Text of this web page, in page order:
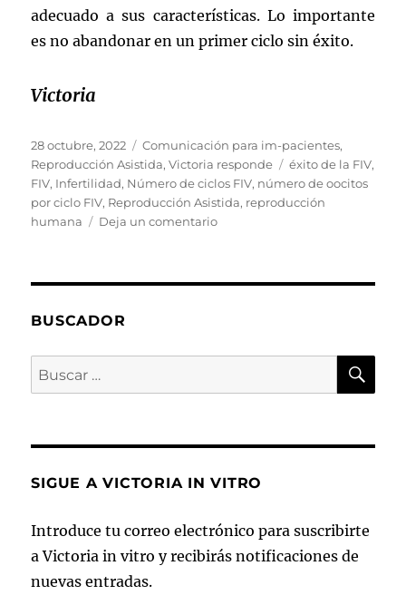
adecuado a sus características. Lo importante
es no abandonar en un primer ciclo sin éxito.
Victoria
Publicado
el
28 octubre, 2022 Categorías
Comunicación para im-pacientes,
Reproducción Asistida,Victoria responde Etiquetas
éxito de la FIV,
FIV, Infertilidad, Número de ciclos FIV, número de oocitos
por ciclo FIV, Reproducción Asistida, reproducción
humana
Deja un comentarioen
en
número
o
el
de
ovocitos
recuperados
BUSCADOR
Buscar
por:
SIGUE A VICTORIA IN VITRO
Introduce tu correo electrónico para suscribirte
a Victoria in vitro y recibirás notificaciones de
nuevas entradas.